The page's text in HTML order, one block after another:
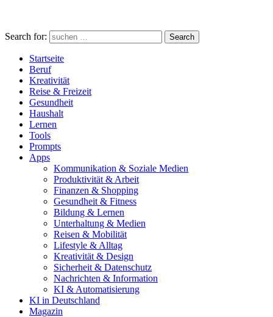
Search for: Search
Startseite
Beruf
Kreativität
Reise & Freizeit
Gesundheit
Haushalt
Lernen
Tools
Prompts
Apps
Kommunikation & Soziale Medien
Produktivität & Arbeit
Finanzen & Shopping
Gesundheit & Fitness
Bildung & Lernen
Unterhaltung & Medien
Reisen & Mobilität
Lifestyle & Alltag
Kreativität & Design
Sicherheit & Datenschutz
Nachrichten & Information
KI & Automatisierung
KI in Deutschland
Magazin